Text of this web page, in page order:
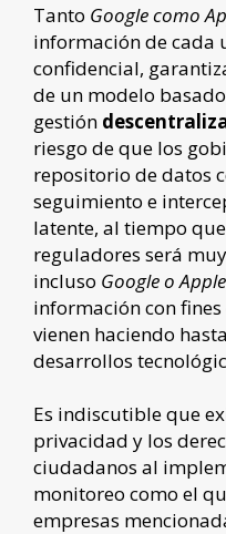
Tanto Google como
información de cada
confidencial,
de un modelo
gestión
riesgo de que los
repositorio de datos
seguimiento e
latente, al tiempo
reguladores será
incluso Google o Apple
información con
vienen haciendo
desarrollos
Es indiscutible que
privacidad y los
ciudadanos al
monitoreo como el
empresas